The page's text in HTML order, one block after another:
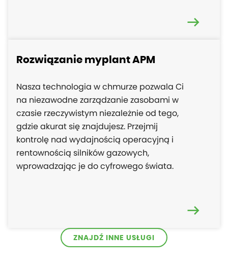
Rozwiązanie myplant APM
Nasza technologia w chmurze pozwala Ci
na niezawodne zarządzanie zasobami w
czasie rzeczywistym niezależnie od tego,
gdzie akurat się znajdujesz. Przejmij
kontrolę nad wydajnością operacyjną i
rentownością silników gazowych,
wprowadzając je do cyfrowego świata.
ZNAJDŹ INNE USŁUGI